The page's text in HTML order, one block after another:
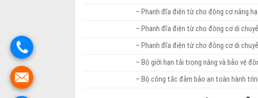
– Phanh đĩa điện từ cho động cơ nâng hạ
– Phanh đĩa điện từ cho đông cơ di
– Phanh đĩa điện từ cho đông cơ di
– Bộ giới hạn tải trọng nâng và bảo vệ
– Bộ công tắc đảm bảo an toàn hành